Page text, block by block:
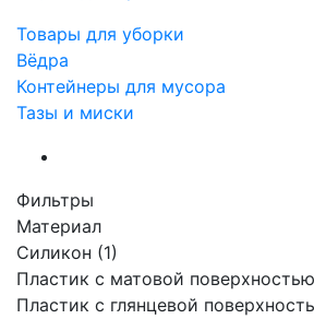
Товары для уборки
Вёдра
Контейнеры для мусора
Тазы и миски
Фильтры
Материал
Силикон (1)
Пластик с матовой
Пластик с глянцевой